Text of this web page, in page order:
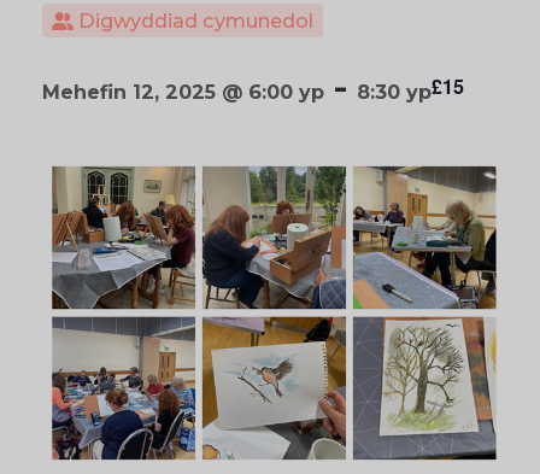
Digwyddiad cymunedol
Mehefin 12, 2025 @ 6:00 yp - 8:30 yp£15